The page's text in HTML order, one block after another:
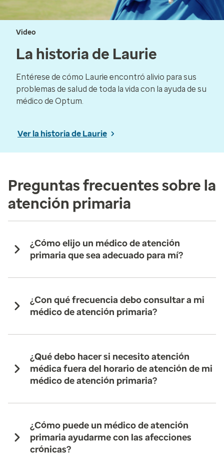
Video
La historia de Laurie
Entérese de cómo Laurie encontró alivio para sus
problemas de salud de toda la vida con la ayuda de su
médico de Optum.
Ver la historia de Laurie
Preguntas frecuentes sobre la
atención primaria
¿Cómo elijo un médico de atención
primaria que sea adecuado para mí?
¿Con qué frecuencia debo consultar a mi
médico de atención primaria?
¿Qué debo hacer si necesito atención
médica fuera del horario de atención de mi
médico de atención primaria?
¿Cómo puede un médico de atención
primaria ayudarme con las afecciones
crónicas?